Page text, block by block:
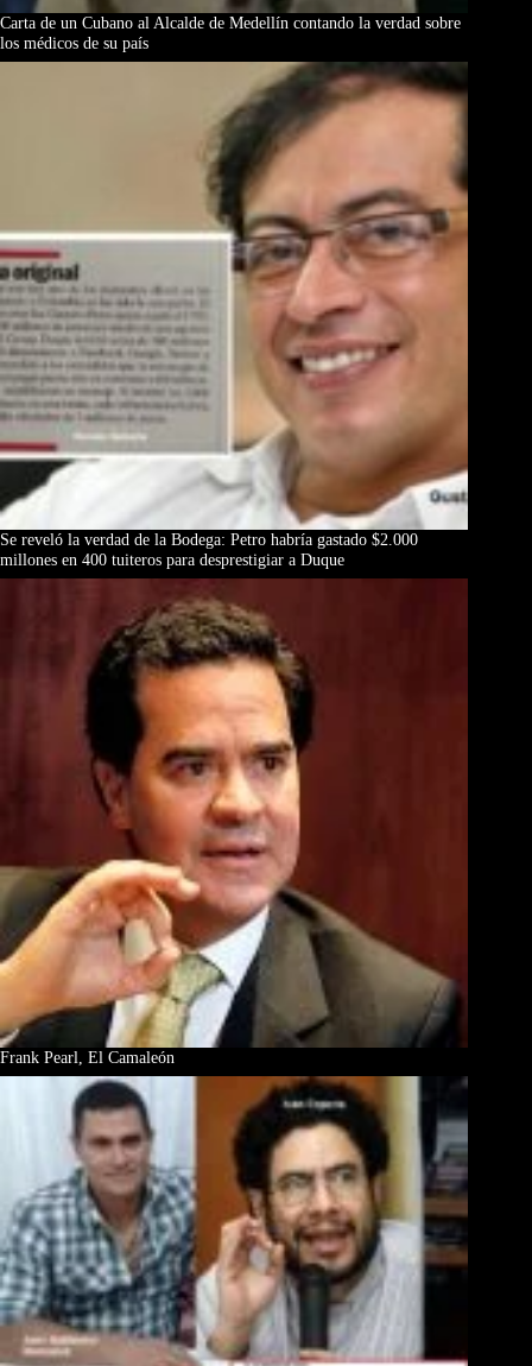
Carta de un Cubano al Alcalde de Medellín contando la verdad sobre
los médicos de su país
Se reveló la verdad de la Bodega: Petro habría gastado $2.000
millones en 400 tuiteros para desprestigiar a Duque
Frank Pearl, El Camaleón